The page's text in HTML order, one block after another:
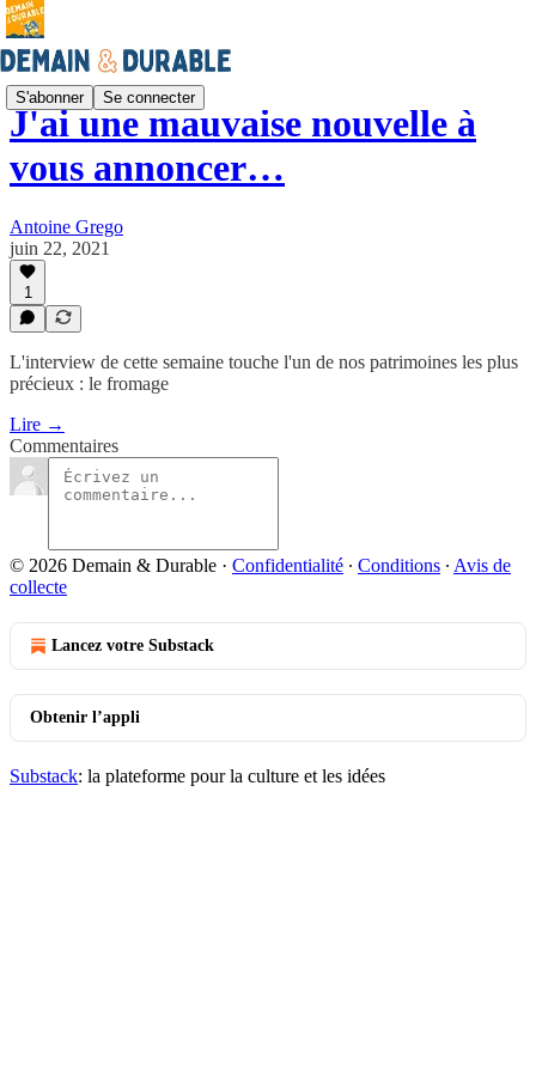
S'abonner Se connecter
J'ai une mauvaise nouvelle à
vous annoncer…
Antoine Grego
juin 22, 2021
1
L'interview de cette semaine touche l'un de nos patrimoines les plus
précieux : le fromage
Lire →
Commentaires
© 2026 Demain & Durable · Confidentialité ∙ Conditions ∙ Avis de
collecte
Lancez votre Substack
Obtenir l’appli
Substack: la plateforme pour la culture et les idées